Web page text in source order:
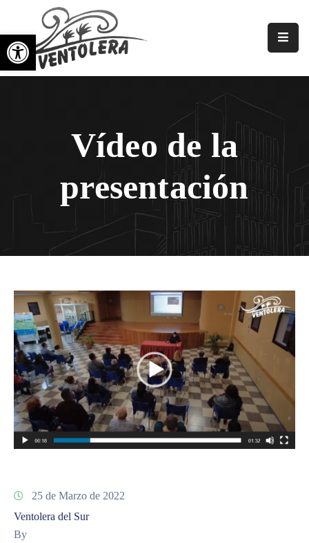
Principale
Vídeo de la
presentación
25 de Marzo de 2022
Ventolera del Sur
By
Open toolbar